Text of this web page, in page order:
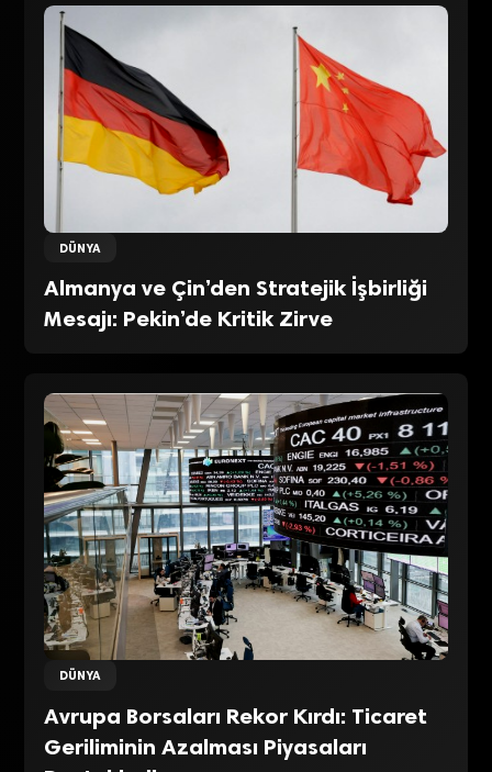
DÜNYA
Almanya ve Çin’den Stratejik İşbirliği
Mesajı: Pekin’de Kritik Zirve
DÜNYA
Avrupa Borsaları Rekor Kırdı: Ticaret
Geriliminin Azalması Piyasaları